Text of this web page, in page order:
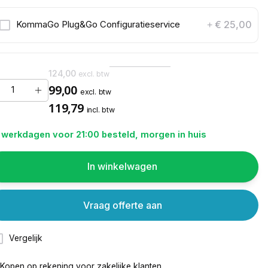
KommaGo Plug&Go Configuratieservice + € 25,00
124,00 excl. btw
99,00 excl. btw
119,79 incl. btw
werkdagen voor 21:00 besteld, morgen in huis
In winkelwagen
Vergelijk
Vraag offerte aan